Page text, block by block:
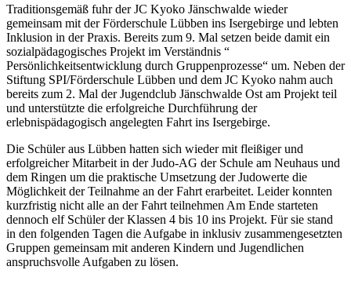
Traditionsgemäß fuhr der JC Kyoko Jänschwalde wieder
gemeinsam mit der Förderschule Lübben ins Isergebirge und lebten
Inklusion in der Praxis. Bereits zum 9. Mal setzen beide damit ein
sozialpädagogisches Projekt im Verständnis “
Persönlichkeitsentwicklung durch Gruppenprozesse“ um. Neben der
Stiftung SPI/Förderschule Lübben und dem JC Kyoko nahm auch
bereits zum 2. Mal der Jugendclub Jänschwalde Ost am Projekt teil
und unterstützte die erfolgreiche Durchführung der
erlebnispädagogisch angelegten Fahrt ins Isergebirge.
Die Schüler aus Lübben hatten sich wieder mit fleißiger und
erfolgreicher Mitarbeit in der Judo-AG der Schule am Neuhaus und
dem Ringen um die praktische Umsetzung der Judowerte die
Möglichkeit der Teilnahme an der Fahrt erarbeitet. Leider konnten
kurzfristig nicht alle an der Fahrt teilnehmen Am Ende starteten
dennoch elf Schüler der Klassen 4 bis 10 ins Projekt. Für sie stand
in den folgenden Tagen die Aufgabe in inklusiv zusammengesetzten
Gruppen gemeinsam mit anderen Kindern und Jugendlichen
anspruchsvolle Aufgaben zu lösen.